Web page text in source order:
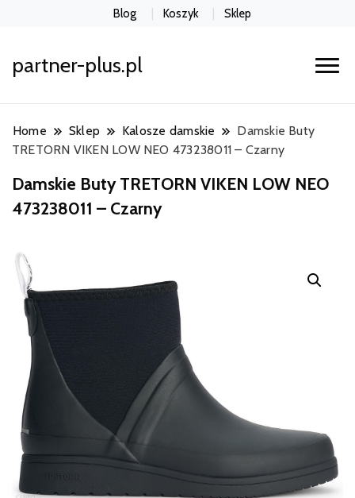
Blog Koszyk Sklep
partner-plus.pl
Home Sklep Kalosze damskie
Damskie Buty
TRETORN VIKEN LOW NEO 473238011 – Czarny
Damskie Buty TRETORN VIKEN LOW NEO
473238011 – Czarny